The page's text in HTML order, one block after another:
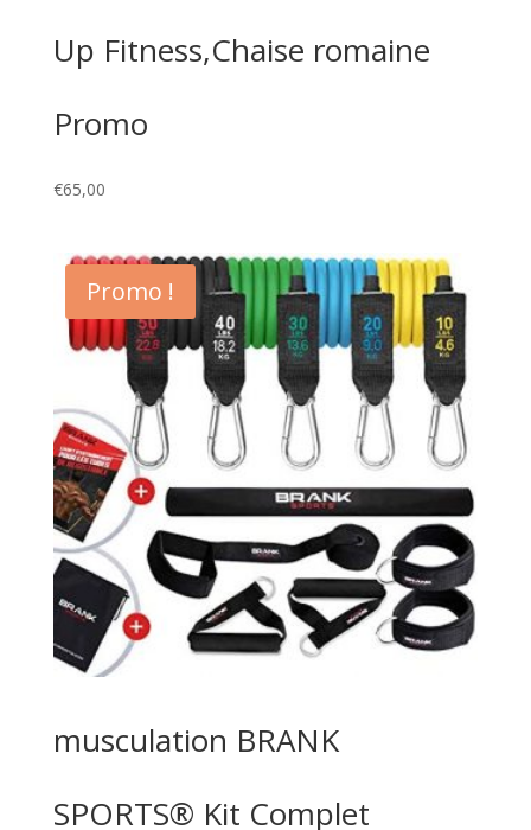
Up Fitness,Chaise romaine
Promo
€65,00
Promo !
musculation BRANK
SPORTS® Kit Complet